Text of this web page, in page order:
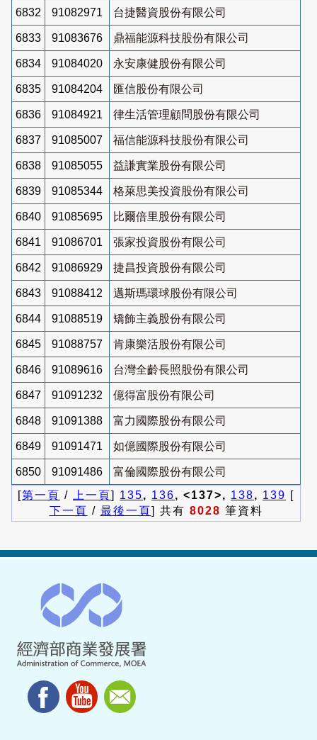
6832 91082971 台捷醫資股份有限公司
6833 91083676 鼎福能源科技股份有限公司
6834 91084020 永安康健股份有限公司
6835 91084204 匯信股份有限公司
6836 91084921 律生活管理顧問股份有限公司
6837 91085007 福信能源科技股份有限公司
6838 91085055 益謙實業股份有限公司
6839 91085344 格萊思美投資股份有限公司
6840 91085695 比爾倍里股份有限公司
6841 91086701 張家投資股份有限公司
6842 91086929 捷昌投資股份有限公司
6843 91088412 邁斯瑪環球股份有限公司
6844 91088519 矯飾主義股份有限公司
6845 91088757 肯康樂活股份有限公司
6846 91089616 台灣全齡長照股份有限公司
6847 91091232 億得富股份有限公司
6848 91091388 富力國際股份有限公司
6849 91091471 如億國際股份有限公司
6850 91091486
富倫國際股份有限公司
[第一頁 / 上一頁] 135, 136, <137>, 138, 139 [
下一頁 / 最後一頁] 共有 8028 筆資料